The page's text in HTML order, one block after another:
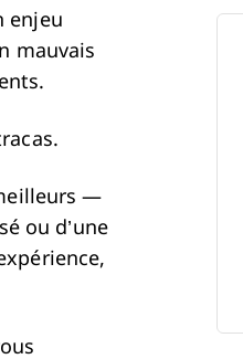
enjeu
mauvais
—
ou d’une